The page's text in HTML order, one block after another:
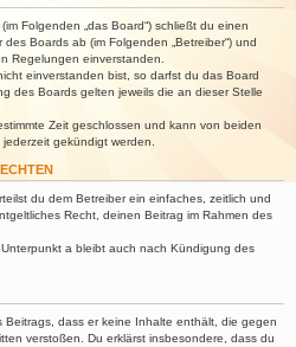
Folgenden „das Board“) schließt du einen
Boards ab (im Folgenden „Betreiber“) und
Regelungen einverstanden.
einverstanden bist, so darfst du das Board
des Boards gelten jeweils die an dieser Stelle
Zeit geschlossen und kann von beiden
gekündigt werden.
du dem Betreiber ein einfaches, zeitlich und
Recht, deinen Beitrag im Rahmen des
a bleibt auch nach Kündigung des
Beitrags, dass er keine Inhalte enthält, die gegen
verstoßen. Du erklärst insbesondere, dass du